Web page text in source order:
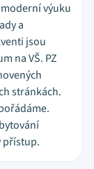
výuku
a
jsou
na VŠ. PZ
stránkách.
přístup.